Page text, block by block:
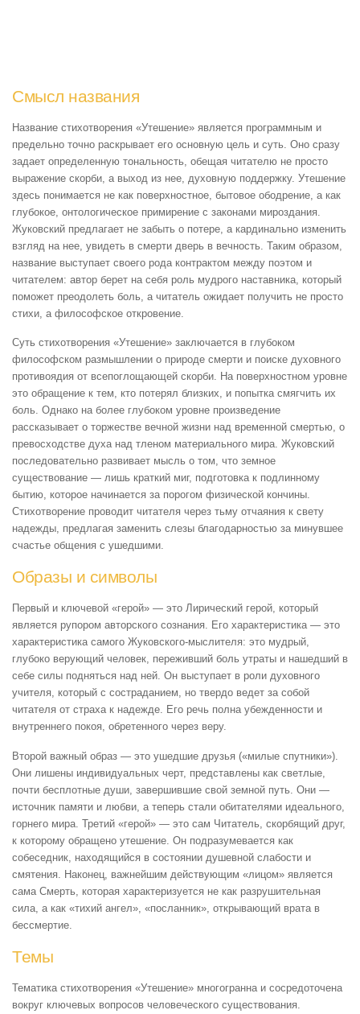
Смысл названия
Название стихотворения «Утешение» является программным и
предельно точно раскрывает его основную цель и суть. Оно сразу
задает определенную тональность, обещая читателю не просто
выражение скорби, а выход из нее, духовную поддержку. Утешение
здесь понимается не как поверхностное, бытовое ободрение, а как
глубокое, онтологическое примирение с законами мироздания.
Жуковский предлагает не забыть о потере, а кардинально изменить
взгляд на нее, увидеть в смерти дверь в вечность. Таким образом,
название выступает своего рода контрактом между поэтом и
читателем: автор берет на себя роль мудрого наставника, который
поможет преодолеть боль, а читатель ожидает получить не просто
стихи, а философское откровение.
Суть стихотворения «Утешение» заключается в глубоком
философском размышлении о природе смерти и поиске духовного
противоядия от всепоглощающей скорби. На поверхностном уровне
это обращение к тем, кто потерял близких, и попытка смягчить их
боль. Однако на более глубоком уровне произведение
рассказывает о торжестве вечной жизни над временной смертью, о
превосходстве духа над тленом материального мира. Жуковский
последовательно развивает мысль о том, что земное
существование — лишь краткий миг, подготовка к подлинному
бытию, которое начинается за порогом физической кончины.
Стихотворение проводит читателя через тьму отчаяния к свету
надежды, предлагая заменить слезы благодарностью за минувшее
счастье общения с ушедшими.
Образы и символы
Первый и ключевой «герой» — это Лирический герой, который
является рупором авторского сознания. Его характеристика — это
характеристика самого Жуковского-мыслителя: это мудрый,
глубоко верующий человек, переживший боль утраты и нашедший в
себе силы подняться над ней. Он выступает в роли духовного
учителя, который с состраданием, но твердо ведет за собой
читателя от страха к надежде. Его речь полна убежденности и
внутреннего покоя, обретенного через веру.
Второй важный образ — это ушедшие друзья («милые спутники»).
Они лишены индивидуальных черт, представлены как светлые,
почти бесплотные души, завершившие свой земной путь. Они —
источник памяти и любви, а теперь стали обитателями идеального,
горнего мира. Третий «герой» — это сам Читатель, скорбящий друг,
к которому обращено утешение. Он подразумевается как
собеседник, находящийся в состоянии душевной слабости и
смятения. Наконец, важнейшим действующим «лицом» является
сама Смерть, которая характеризуется не как разрушительная
сила, а как «тихий ангел», «посланник», открывающий врата в
бессмертие.
Темы
Тематика стихотворения «Утешение» многогранна и сосредоточена
вокруг ключевых вопросов человеческого существования.